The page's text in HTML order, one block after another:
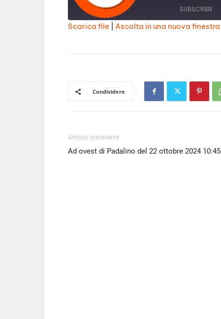
SUBSCRIBE
Scarica file Ascolta in una nuova finestra
Condividere
Articolo precedente
Ad ovest di Padalino del 22 ottobre 2024 10:45